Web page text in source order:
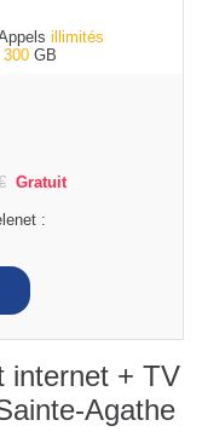
illimités
300 GB
Gratuit
:
internet + TV
Agathe